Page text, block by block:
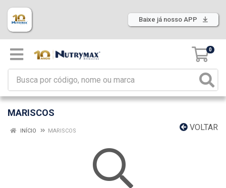
Baixe já nosso APP
0
MARISCOS
VOLTAR
INÍCIO MARISCOS